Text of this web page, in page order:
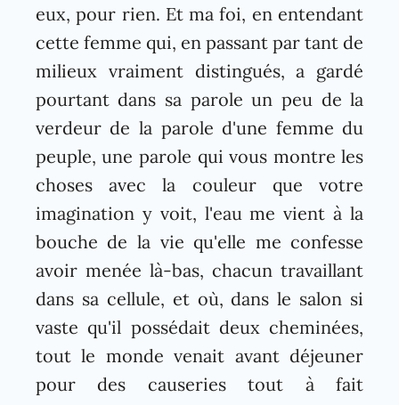
eux, pour rien. Et ma foi, en entendant
cette femme qui, en passant par tant de
milieux vraiment distingués, a gardé
pourtant dans sa parole un peu de la
verdeur de la parole d'une femme du
peuple, une parole qui vous montre les
choses avec la couleur que votre
imagination y voit, l'eau me vient à la
bouche de la vie qu'elle me confesse
avoir menée là-bas, chacun travaillant
dans sa cellule, et où, dans le salon si
vaste qu'il possédait deux cheminées,
tout le monde venait avant déjeuner
pour des causeries tout à fait